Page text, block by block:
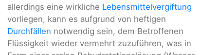
allerdings eine wirkliche Lebensmittelvergiftung
vorliegen, kann es aufgrund von heftigen
Durchfällen notwendig sein, dem Betroffenen
Flüssigkeit wieder vermehrt zuzuführen, was in